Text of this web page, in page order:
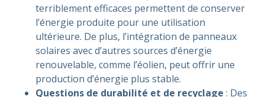
terriblement efficaces permettent de conserver
l’énergie produite pour une utilisation
ultérieure. De plus, l’intégration de panneaux
solaires avec d’autres sources d’énergie
renouvelable, comme l’éolien, peut offrir une
production d’énergie plus stable.
Questions de durabilité et de recyclage : Des